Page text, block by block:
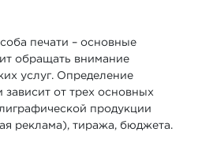
печати – основные
обращать внимание
услуг. Определение
зависит от трех основных
продукции
реклама), тиража, бюджета.